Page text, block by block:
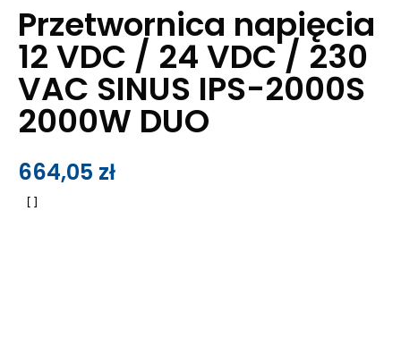
Przetwornica napięcia
12 VDC / 24 VDC / 230
VAC SINUS IPS-2000S
2000W DUO
664,05 zł